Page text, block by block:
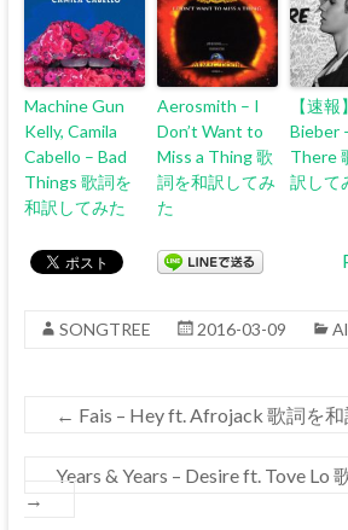
Machine Gun
Kelly, Camila
Cabello – Bad
Things 歌詞を
和訳してみた
Aerosmith – I
Don’t Want to
Miss a Thing 歌
詞を和訳してみ
た
【速
Bieber
There
訳して
SONGTREE 2016-03-09
← Fais – Hey ft. Afrojack 歌詞を
Years & Years – Desire ft. Tove Lo
→